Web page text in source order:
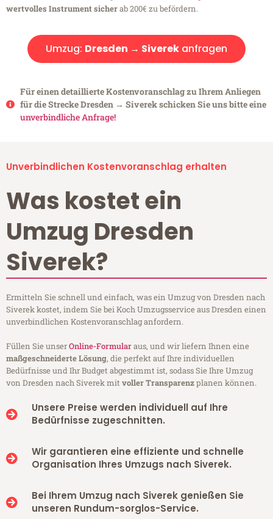
wertvolles Instrument sicherab 200€ zu befördern.
Umzug: Dresden → Siverek anfragen
Für einen detaillierte Kostenvoranschlag zu Ihrem Anliegen
für die Strecke Dresden → Siverek schicken Sie uns bitte eine
unverbindliche Anfrage!
Unverbindlichen Kostenvoranschlag erhalten
Was kostet ein
Umzug Dresden
Siverek?
Ermitteln Sie schnell und einfach, was ein Umzug von Dresden nach
Siverek kostet, indem Sie bei Koch Umzugsservice aus Dresden einen
unverbindlichen Kostenvoranschlag anfordern.
Füllen Sie unserOnline-Formularaus, und wir liefern Ihnen eine
maßgeschneiderte Lösung, die perfekt auf Ihre individuellen
Bedürfnisse und Ihr Budget abgestimmt ist, sodass Sie Ihre Umzug
von Dresden nach Siverek mitvoller Transparenzplanen können.
Unsere Preise werden individuell auf Ihre
Bedürfnisse zugeschnitten.
Wir garantieren eine effiziente und schnelle
Organisation Ihres Umzugs nach Siverek.
Bei Ihrem Umzug nach Siverek genießen Sie
unseren Rundum-sorglos-Service.